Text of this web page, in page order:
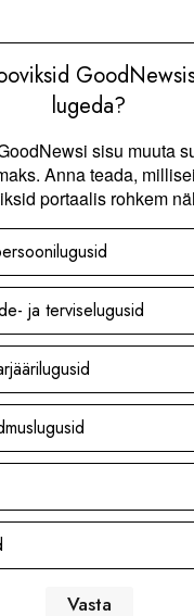
lugeda?
sisu muuta
Anna teada,
portaalis rohkem
ja terviselugusid